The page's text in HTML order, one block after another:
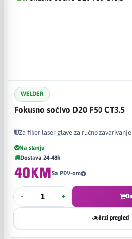
WELDER
Fokusno sočivo D20 F50 CT3.5
Za fiber laser glave za ručno
Na stanju
Dostava 24-48h
40KMSa PDV-om
- +
Brzi pregled